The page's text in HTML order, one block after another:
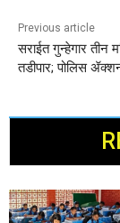
Previous article
सराईत गुन्हेगार तीन
तडीपार; पोलिस